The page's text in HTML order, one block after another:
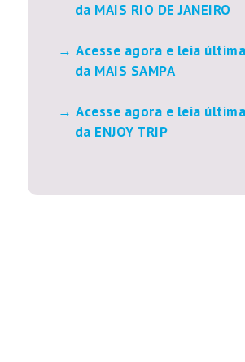
da MAIS RIO DE JANEIRO
Acesse agora e leia
da MAIS SAMPA
Acesse agora e leia
da ENJOY TRIP